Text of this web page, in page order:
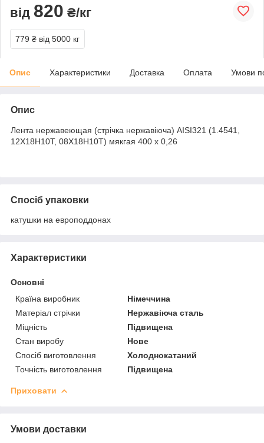
від 820 ₴/кг
779 ₴ від 5000 кг
Опис Характеристики Доставка Оплата Умови
Опис
Лента нержавеющая (стрічка нержавіюча) AISI321 (1.4541,
12Х18Н10Т, 08Х18Н10Т) мякгая 400 х 0,26
Спосіб упаковки
катушки на европоддонах
Характеристики
Основні
Країна виробник
Німеччина
Матеріал стрічки
Нержавіюча сталь
Міцність
Підвищена
Стан виробу
Нове
Спосіб виготовлення
Холоднокатаний
Точність виготовлення
Підвищена
Приховати
Умови доставки